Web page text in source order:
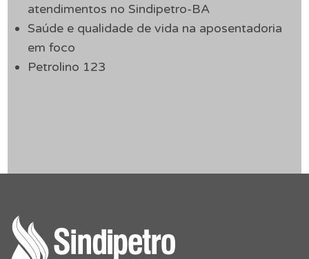
atendimentos no Sindipetro-BA
Saúde e qualidade de vida na aposentadoria
em foco
Petrolino 123